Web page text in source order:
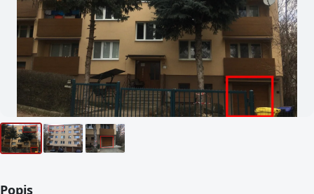
Popis